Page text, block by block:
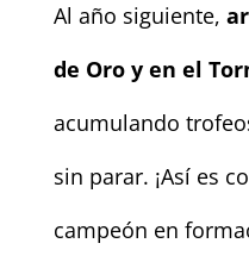
Al año siguiente,
de Oro y en el
acumulando
sin parar. ¡Así es
campeón en